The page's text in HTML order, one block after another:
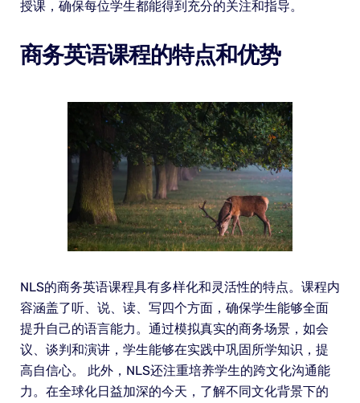
授课，确保每位学生都能得到充分的关注和指导。
商务英语课程的特点和优势
NLS的商务英语课程具有多样化和灵活性的特点。课程内
容涵盖了听、说、读、写四个方面，确保学生能够全面
提升自己的语言能力。通过模拟真实的商务场景，如会
议、谈判和演讲，学生能够在实践中巩固所学知识，提
高自信心。 此外，NLS还注重培养学生的跨文化沟通能
力。在全球化日益加深的今天，了解不同文化背景下的